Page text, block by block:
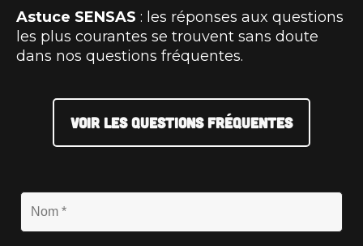
Astuce SENSAS : les réponses aux questions
les plus courantes se trouvent sans doute
dans nos questions fréquentes.
VOIR LES QUESTIONS FRÉQUENTES